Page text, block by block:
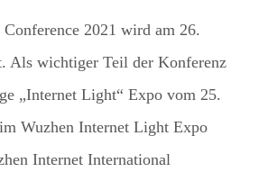
2021 wird am 26.
Als wichtiger Teil der Konferenz
„Internet Light“ Expo vom 25.
Wuzhen Internet Light Expo
Internet International